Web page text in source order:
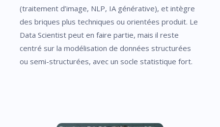
(traitement d’image, NLP, IA générative), et intègre
des briques plus techniques ou orientées produit. Le
Data Scientist peut en faire partie, mais il reste
centré sur la modélisation de données structurées
ou semi-structurées, avec un socle statistique fort.